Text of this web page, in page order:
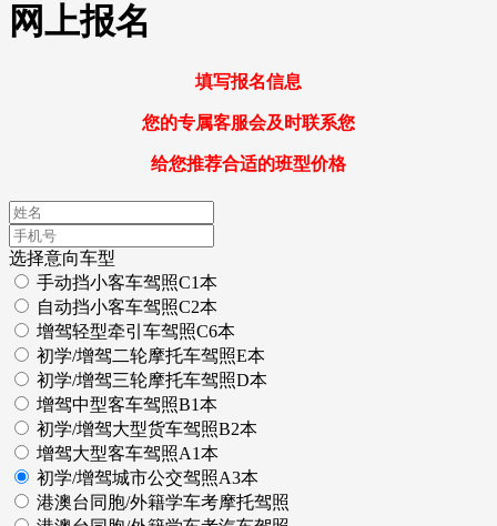
网上报名
填写报名信息
您的专属客服会及时联系您
给您推荐合适的班型价格
选择意向车型
手动挡小客车驾照C1本
自动挡小客车驾照C2本
增驾轻型牵引车驾照C6本
初学/增驾二轮摩托车驾照E本
初学/增驾三轮摩托车驾照D本
增驾中型客车驾照B1本
初学/增驾大型货车驾照B2本
增驾大型客车驾照A1本
初学/增驾城市公交驾照A3本
港澳台同胞/外籍学车考摩托驾照